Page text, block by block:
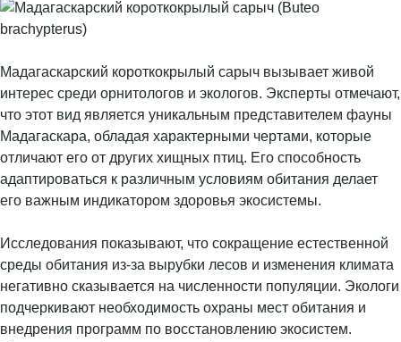
Мадагаскарский короткокрылый сарыч вызывает живой
интерес среди орнитологов и экологов. Эксперты отмечают,
что этот вид является уникальным представителем фауны
Мадагаскара, обладая характерными чертами, которые
отличают его от других хищных птиц. Его способность
адаптироваться к различным условиям обитания делает
его важным индикатором здоровья экосистемы.
Исследования показывают, что сокращение естественной
среды обитания из-за вырубки лесов и изменения климата
негативно сказывается на численности популяции. Экологи
подчеркивают необходимость охраны мест обитания и
внедрения программ по восстановлению экосистем.